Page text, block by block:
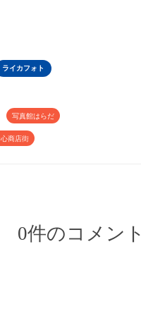
ライカフォト
写真館はらだ
商店街
0件のコメント